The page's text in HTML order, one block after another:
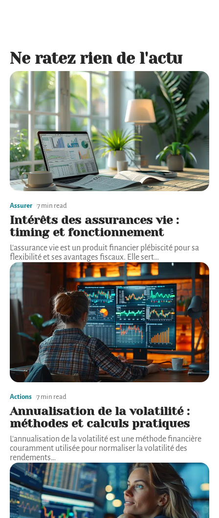
Ne ratez rien de l'actu
Assurer 7 min read
Intérêts des assurances vie :
timing et fonctionnement
L'assurance vie est un produit financier plébiscité pour sa
flexibilité et ses avantages fiscaux. Elle sert…
Actions 7 min read
Annualisation de la volatilité :
méthodes et calculs pratiques
L'annualisation de la volatilité est une méthode financière
couramment utilisée pour normaliser la volatilité des
rendements…